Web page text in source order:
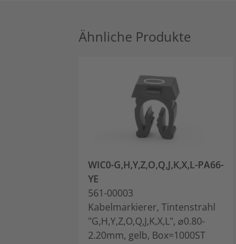
Ähnliche Produkte
WIC0-G,H,Y,Z,O,Q,J,K,X,L-PA66-
YE
561-00003
Kabelmarkierer, Tintenstrahl
"G,H,Y,Z,O,Q,J,K,X,L", ⌀0.80-
2.20mm, gelb, Box=1000ST